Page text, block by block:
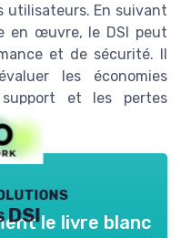
utilisateurs. En suivant
en œuvre, le DSI peut
et de sécurité. Il
les économies
et les pertes
DSIle livre blanc